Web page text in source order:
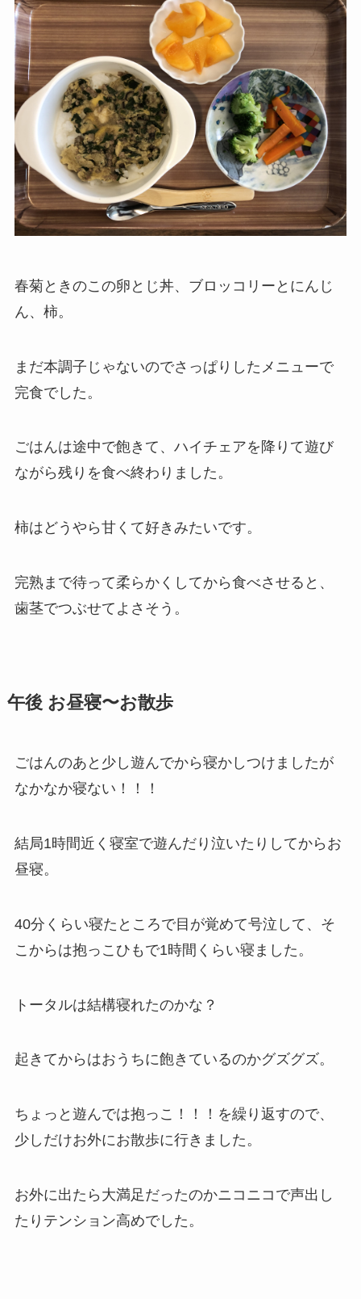
春菊ときのこの卵とじ丼、ブロッコリーとにんじ
ん、柿。
まだ本調子じゃないのでさっぱりしたメニューで
完食でした。
ごはんは途中で飽きて、ハイチェアを降りて遊び
ながら残りを食べ終わりました。
柿はどうやら甘くて好きみたいです。
完熟まで待って柔らかくしてから食べさせると、
歯茎でつぶせてよさそう。
午後 お昼寝〜お散歩
ごはんのあと少し遊んでから寝かしつけましたが
なかなか寝ない！！！
結局1時間近く寝室で遊んだり泣いたりしてからお
昼寝。
40分くらい寝たところで目が覚めて号泣して、そ
こからは抱っこひもで1時間くらい寝ました。
トータルは結構寝れたのかな？
起きてからはおうちに飽きているのかグズグズ。
ちょっと遊んでは抱っこ！！！を繰り返すので、
少しだけお外にお散歩に行きました。
お外に出たら大満足だったのかニコニコで声出し
たりテンション高めでした。